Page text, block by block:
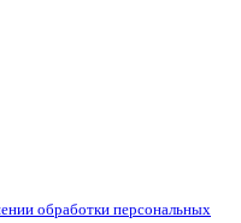
обработки персональных